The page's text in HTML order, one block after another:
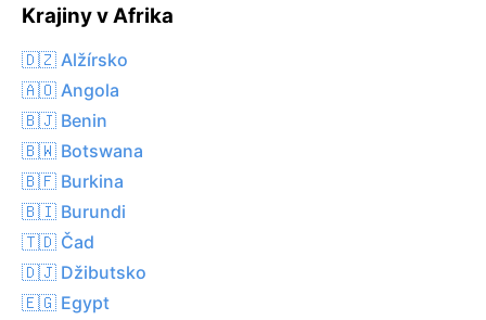
Krajiny v Afrika
🇩🇿 Alžírsko
🇦🇴 Angola
🇧🇯 Benin
🇧🇼 Botswana
🇧🇫 Burkina
🇧🇮 Burundi
🇹🇩 Čad
🇩🇯 Džibutsko
🇪🇬 Egypt